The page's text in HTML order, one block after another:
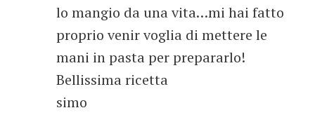
lo mangio da una vita…mi hai fatto
proprio venir voglia di mettere le
mani in pasta per prepararlo!
Bellissima ricetta
simo